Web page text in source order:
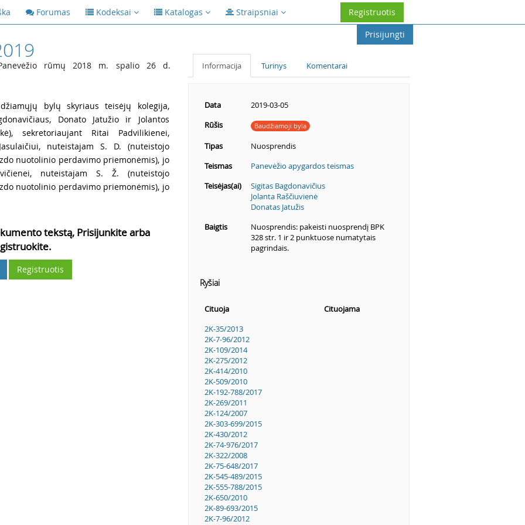
Forumas Kodeksai Katalogas Straipsniai
Registruotis
Prisijungti
rūmų 2018 m. spalio 26 d.
bylų skyriaus teisėjų kolegija,
Donato Jatužio ir Jolantos
sekretoriaujant Ritai Padvilikienei,
nuteistajam S. D. (nuteistojo
nuotolinio perdavimo priemonėmis), jo
nuteistajam S. Ž. (nuteistojo
nuotolinio perdavimo priemonėmis), jo
tekstą, Prisijunkite arba
Registruotis
Informacija Turinys Komentarai
Data
2019-03-05
Rūšis
Baudžiamoji byla
Tipas
Nuosprendis
Teismas
Panevėžio apygardos teismas
Teisėjas(ai)
Sigitas Bagdonavičius
Jolanta Raščiuvienė
Donatas Jatužis
Baigtis
Nuosprendis: pakeisti nuosprendį BPK
328 str. 1 ir 2 punktuose numatytais
pagrindais.
Ryšiai
Cituoja
Cituojama
2K-35/2013
2K-7-96/2012
2K-109/2014
2K-275/2012
2K-414/2010
2K-509/2010
2K-192-788/2017
2K-269/2011
2K-124/2007
2K-303-699/2015
2K-430/2012
2K-74-976/2017
2K-322/2008
2K-75-648/2017
2K-545-489/2015
2K-555-788/2015
2K-650/2010
2K-89-693/2015
2K-7-96/2012